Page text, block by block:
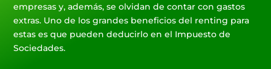
empresas y, además, se olvidan de contar con gastos
extras. Uno de los grandes beneficios del renting para
estas es que pueden deducirlo en el Impuesto de
Sociedades.